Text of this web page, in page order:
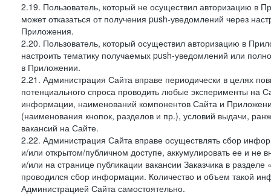
2.19. Пользователь, который не осуществил авторизацию в
может отказаться от получения push-уведомлений через
Приложения.
2.20. Пользователь, который осуществил авторизацию в
настроить тематику получаемых push-уведомлений или
в Приложении.
2.21. Администрация Сайта вправе периодически в целях
потенциального спроса проводить любые эксперименты на
информации, наименований компонентов Сайта и
(наименования кнопок, разделов и пр.), условий выдачи,
вакансий на Сайте.
2.22. Администрация Сайта вправе осуществлять сбор
и/или открытом/публичном доступе, аккумулировать ее и не
и/или на странице публикации вакансии Заказчика в
проводился сбор информации. Количество и объем такой
Администрацией Сайта самостоятельно.